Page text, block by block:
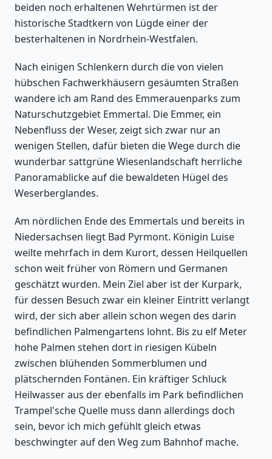
beiden noch erhaltenen Wehrtürmen ist der
historische Stadtkern von Lügde einer der
besterhaltenen in Nordrhein-Westfalen.
Nach einigen Schlenkern durch die von vielen
hübschen Fachwerkhäusern gesäumten Straßen
wandere ich am Rand des Emmerauenparks zum
Naturschutzgebiet Emmertal. Die Emmer, ein
Nebenfluss der Weser, zeigt sich zwar nur an
wenigen Stellen, dafür bieten die Wege durch die
wunderbar sattgrüne Wiesenlandschaft herrliche
Panoramablicke auf die bewaldeten Hügel des
Weserberglandes.
Am nördlichen Ende des Emmertals und bereits in
Niedersachsen liegt Bad Pyrmont. Königin Luise
weilte mehrfach in dem Kurort, dessen Heilquellen
schon weit früher von Römern und Germanen
geschätzt wurden. Mein Ziel aber ist der Kurpark,
für dessen Besuch zwar ein kleiner Eintritt verlangt
wird, der sich aber allein schon wegen des darin
befindlichen Palmengartens lohnt. Bis zu elf Meter
hohe Palmen stehen dort in riesigen Kübeln
zwischen blühenden Sommerblumen und
plätschernden Fontänen. Ein kräftiger Schluck
Heilwasser aus der ebenfalls im Park befindlichen
Trampel'sche Quelle muss dann allerdings doch
sein, bevor ich mich gefühlt gleich etwas
beschwingter auf den Weg zum Bahnhof mache.